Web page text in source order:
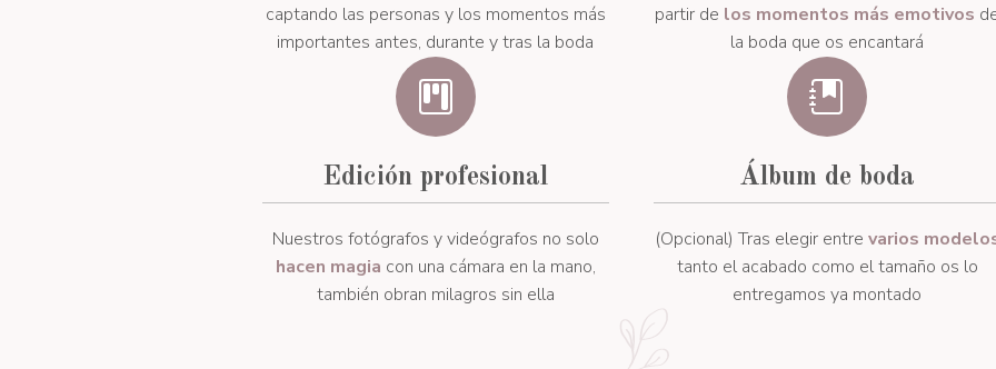
captando las personas y los momentos más
importantes antes, durante y tras la boda
partir de los momentos más emotivos
la boda que os encantará
Edición profesional
Nuestros fotógrafos y videógrafos no solo
hacen magia con una cámara en la mano,
también obran milagros sin ella
Álbum de boda
(Opcional) Tras elegir entre varios
tanto el acabado como el tamaño os lo
entregamos ya montado